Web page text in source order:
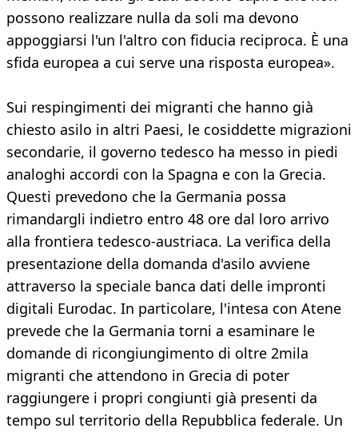
possono realizzare nulla da soli ma devono
appoggiarsi l'un l'altro con fiducia reciproca. È una
sfida europea a cui serve una risposta europea».
Sui respingimenti dei migranti che hanno già
chiesto asilo in altri Paesi, le cosiddette migrazioni
secondarie, il governo tedesco ha messo in piedi
analoghi accordi con la Spagna e con la Grecia.
Questi prevedono che la Germania possa
rimandargli indietro entro 48 ore dal loro arrivo
alla frontiera tedesco-austriaca. La verifica della
presentazione della domanda d'asilo avviene
attraverso la speciale banca dati delle impronti
digitali Eurodac. In particolare, l'intesa con Atene
prevede che la Germania torni a esaminare le
domande di ricongiungimento di oltre 2mila
migranti che attendono in Grecia di poter
raggiungere i propri congiunti già presenti da
tempo sul territorio della Repubblica federale. Un